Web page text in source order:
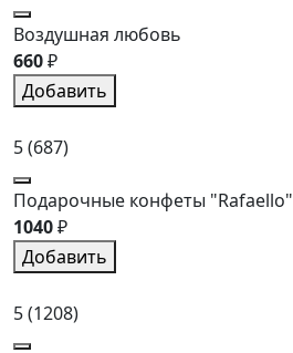
Воздушная любовь
660₽
Добавить
5(687)
Подарочные конфеты "Rafaello"
1040₽
Добавить
5(1208)